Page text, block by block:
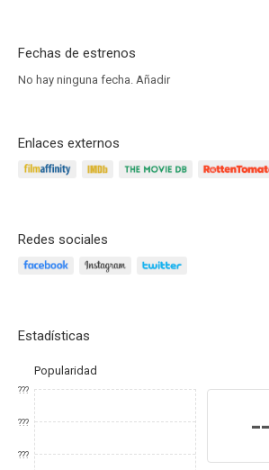
Fechas de estrenos
No hay ninguna fecha. Añadir
Enlaces externos
Redes sociales
Estadísticas
Popularidad
???
???
???
--